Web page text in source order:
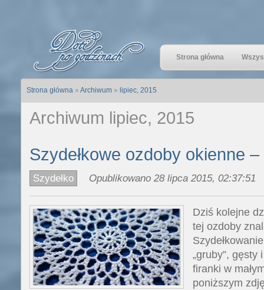
Strona główna
Strona główna» Archiwum» lipiec, 2015
Archiwum lipiec, 2015
Szydełkowe ozdoby okienne
Szydełko Opublikowano 28 lipca 2015, 02:37:51
Dziś kolejne
tej ozdoby
„gruby”, gęsty
firanki w
poniższym